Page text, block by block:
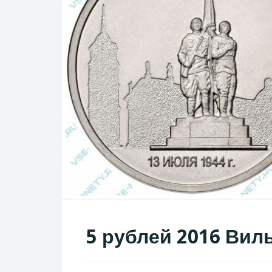
5 рублей 2016